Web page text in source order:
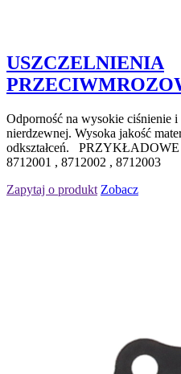
USZCZELNIENIA
Odporność na wysokie ciśnienie
nierdzewnej. Wysoka jakość
odkształceń.
8712001 , 8712002 , 8712003
Zapytaj o produkt Zobacz